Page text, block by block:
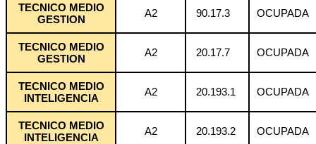
TECNICO MEDIO
GESTION
A2 90.17.3 OCUPADA
TECNICO MEDIO
GESTION
A2 20.17.7 OCUPADA
TECNICO MEDIO
INTELIGENCIA
A2 20.193.1 OCUPADA
TECNICO MEDIO
INTELIGENCIA
A2 20.193.2 OCUPADA